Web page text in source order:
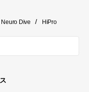
Neuro Dive / HiPro